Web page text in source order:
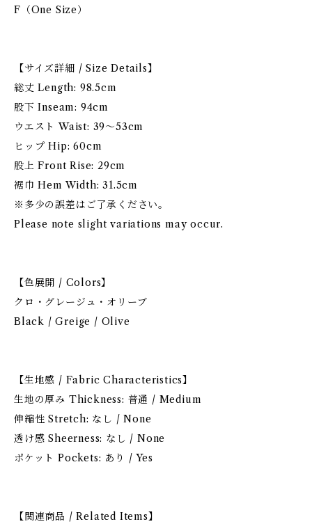
F（One Size）
【サイズ詳細 / Size Details】
総丈 Length: 98.5cm
股下 Inseam: 94cm
ウエスト Waist: 39〜53cm
ヒップ Hip: 60cm
股上 Front Rise: 29cm
裾巾 Hem Width: 31.5cm
※多少の誤差はご了承ください。
Please note slight variations may occur.
【色展開 / Colors】
クロ・グレージュ・オリーブ
Black / Greige / Olive
【生地感 / Fabric Characteristics】
生地の厚み Thickness: 普通 / Medium
伸縮性 Stretch: なし / None
透け感 Sheerness: なし / None
ポケット Pockets: あり / Yes
【関連商品 / Related Items】